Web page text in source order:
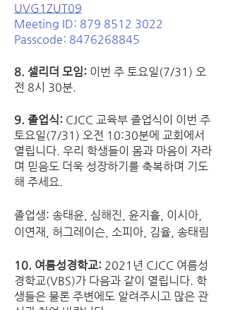
UVG1ZUT09
Meeting ID: 879 8512 3022
Passcode: 8476268845
8. 셀리더 모임: 이번 주 토요일(7/31) 오
전 8시 30분.
9. 졸업식: CJCC 교육부 졸업식이 이번 주
토요일(7/31) 오전 10:30분에 교회에서
열립니다. 우리 학생들이 몸과 마음이 자라
며 믿음도 더욱 성장하기를 축복하며 기도
해 주세요.
졸업생: 송태윤, 심해진, 윤지휼, 이시아,
이연재, 허그레이슨, 소피아, 김율, 송태림
10. 여름성경학교: 2021년 CJCC 여름성
경학교(VBS)가 다음과 같이 열립니다. 학
생들은 물론 주변에도 알려주시고 많은 관